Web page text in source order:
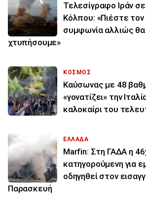
Τελεσίγραφο Ιράν
Κόλπου: «Πιέστε τον
συμφωνία αλλιώς
χτυπήσουμε»
ΚΟΣΜΟΣ
Καύσωνας με 48
«γονατίζει» την
καλοκαίρι του
ΕΛΛΑΔΑ
Marfin: Στη ΓΑΔΑ η
κατηγορούμενη για
οδηγηθεί στον
Παρασκευή